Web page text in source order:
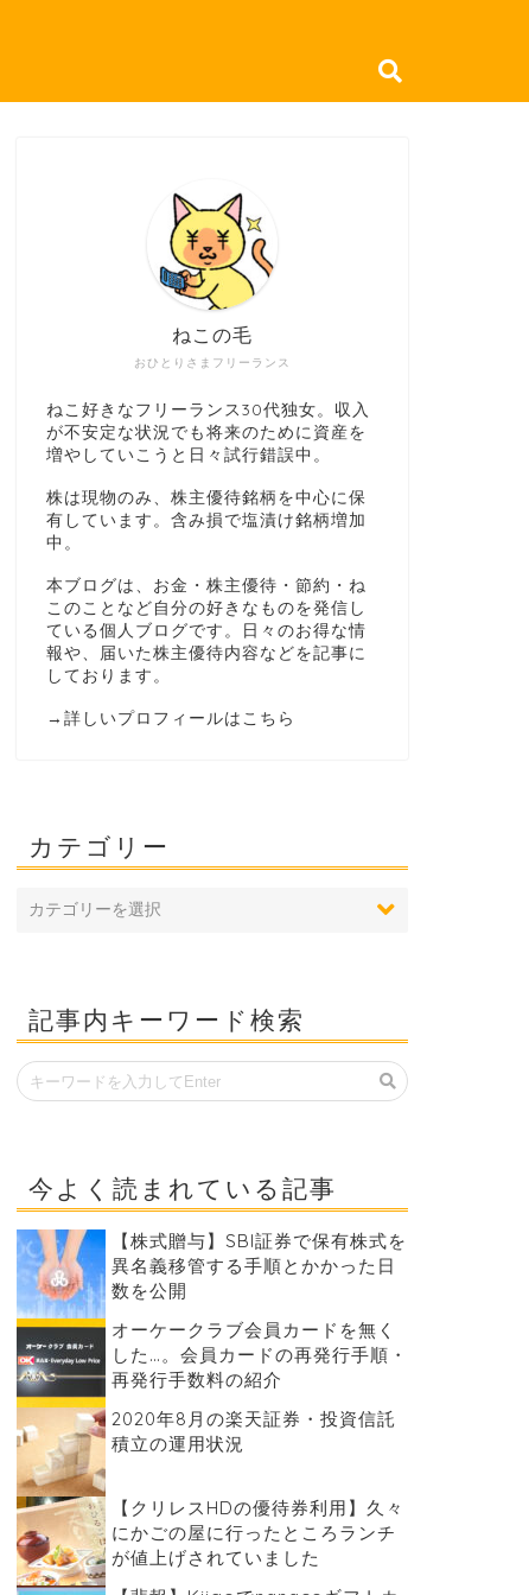
おひとりさまフリーランス
ねこの毛
ねこ好きなフリーランス30代独女。収入
が不安定な状況でも将来のために資産を
増やしていこうと日々試行錯誤中。
株は現物のみ、株主優待銘柄を中心に保
有しています。含み損で塩漬け銘柄増加
中。
本ブログは、お金・株主優待・節約・ね
このことなど自分の好きなものを発信し
ている個人ブログです。日々のお得な情
報や、届いた株主優待内容などを記事に
しております。
→ 詳しいプロフィールはこちら
カテゴリー
記事内キーワード検索
今よく読まれている記事
【株式贈与】SBI証券で保有株式を
異名義移管する手順とかかった日
数を公開
オーケークラブ会員カードを無く
した…。会員カードの再発行手順・
再発行手数料の紹介
2020年8月の楽天証券・投資信託
積立の運用状況
【クリレスHDの優待券利用】久々
にかごの屋に行ったところランチ
が値上げされていました